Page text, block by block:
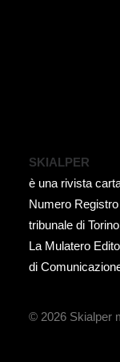
SKIALPER
è una rivista
Numero
tribunale di
La Mulatero
di
© 2026 Skialper